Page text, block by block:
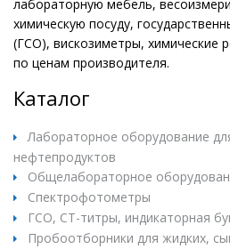
лабораторную мебель,
химическую посуду,
(ГСО), вискозиметры, химические
по ценам производителя.
Каталог
Лабораторное оборудование
нефтепродуктов
Общелабораторное
Спектрофотометры
ГСО, СТ-титры, индикаторная
Пробоотборники для жидких,